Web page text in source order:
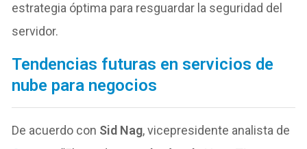
estrategia óptima para resguardar la seguridad del
servidor.
Tendencias futuras en servicios de
nube para negocios
De acuerdo con Sid Nag, vicepresidente analista de